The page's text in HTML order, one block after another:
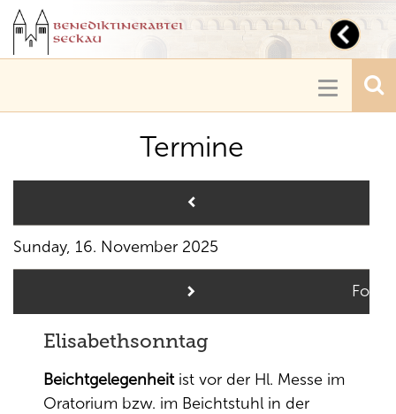
Toggle
Termine
Sunday, 16. November 2025
Elisabethsonntag
Beichtgelegenheitist vor der Hl. Messe im
Oratorium bzw. im Beichtstuhl in der